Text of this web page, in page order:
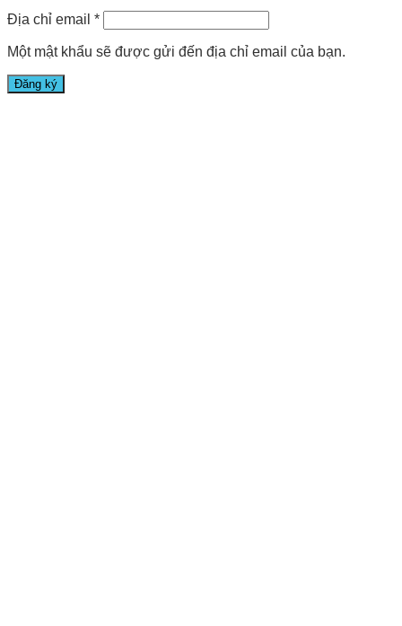
Địa chỉ email *
Một mật khẩu sẽ được gửi đến địa chỉ email của bạn.
Đăng ký